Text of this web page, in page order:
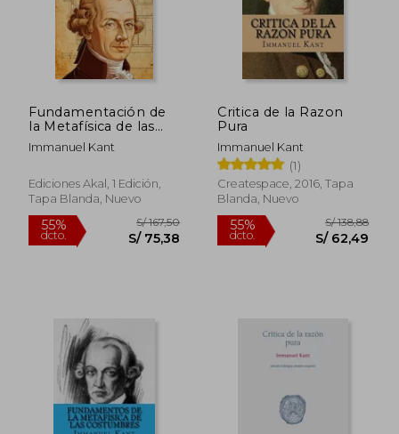
40%
dcto. S/ 106,26
55%
dcto.
Fundamentación de
la Metafísica de las
Costumbres
Immanuel Kant
Ediciones Akal, 1 Edición,
Tapa Blanda, Nuevo
Critica de la Razon
Pura
Immanuel Kant
(1)
Createspace, 2016, Tapa
Blanda, Nuevo